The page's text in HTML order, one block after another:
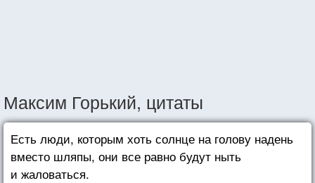
Максим Горький, цитаты
Есть люди, которым хоть солнце на голову надень
вместо шляпы, они все равно будут ныть
и жаловаться.